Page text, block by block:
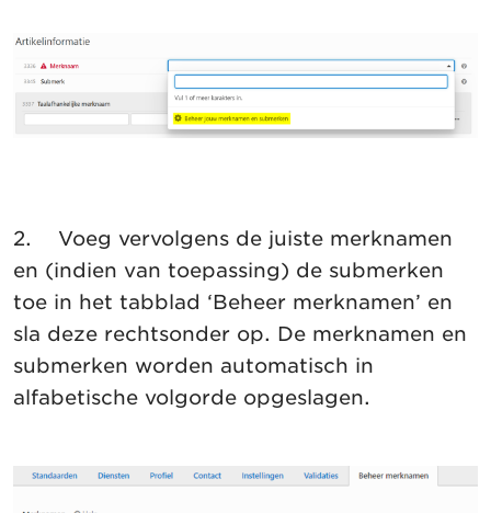
2. Voeg vervolgens de juiste merknamen
en (indien van toepassing) de submerken
toe in het tabblad ‘Beheer merknamen’ en
sla deze rechtsonder op. De merknamen en
submerken worden automatisch in
alfabetische volgorde opgeslagen.